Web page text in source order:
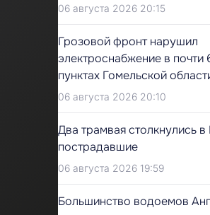
06 августа 2026 20:15
Грозовой фронт нарушил
электроснабжение в почти
пунктах Гомельской
06 августа 2026 20:10
Два трамвая столкнулись в
пострадавшие
06 августа 2026 19:59
Большинство водоемов